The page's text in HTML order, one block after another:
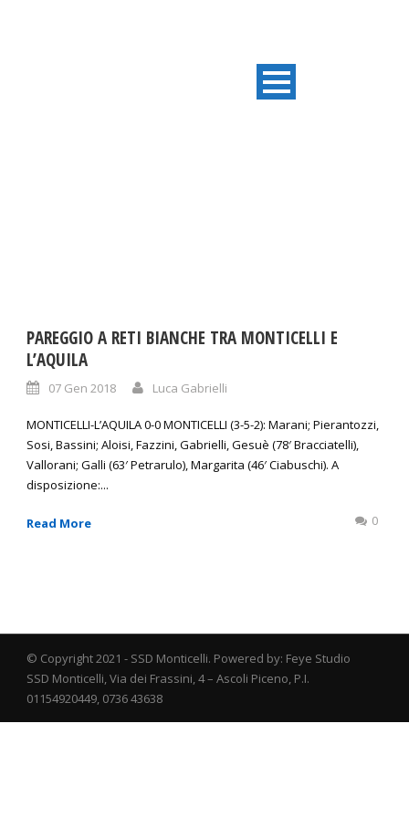
PAREGGIO A RETI BIANCHE TRA MONTICELLI E
L’AQUILA
07 Gen 2018 Luca Gabrielli
MONTICELLI-L’AQUILA 0-0 MONTICELLI (3-5-2): Marani; Pierantozzi,
Sosi, Bassini; Aloisi, Fazzini, Gabrielli, Gesuè (78′ Bracciatelli),
Vallorani; Galli (63′ Petrarulo), Margarita (46′ Ciabuschi). A
disposizione:...
Read More 0
© Copyright 2021 - SSD Monticelli. Powered by: Feye Studio
SSD Monticelli, Via dei Frassini, 4 – Ascoli Piceno, P.I.
01154920449, 0736 43638